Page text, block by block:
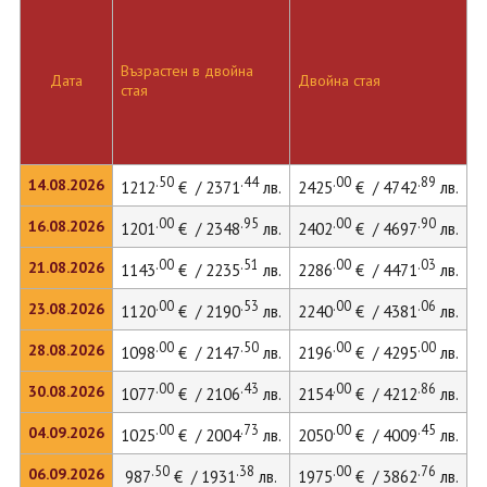
Дата
14.08.2026
16.08.2026
21.08.2026
23.08.2026
28.08.2026
30.08.2026
04.09.2026
06.09.2026
Възрастен в двойна
стая
Двойна стая
1212.50€ / 2371.44лв. 2425.00€ / 4742.89 лв.
1201.00€ / 2348.95 лв. 2402.00€ / 4697.90лв.
1143.00€ / 2235.51 лв. 2286.00€ / 4471.03 лв.
1120.00€ / 2190.53 лв. 2240.00€ / 4381.06 лв.
1098.00€ / 2147.50лв. 2196.00€ / 4295.00лв.
1077.00€ / 2106.43 лв. 2154.00€ / 4212.86 лв.
1025.00€ / 2004.73 лв. 2050.00€ / 4009.45 лв.
987.50€ / 1931.38 лв. 1975.00€ / 3862.76 лв.